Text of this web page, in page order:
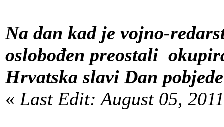
Na dan kad je vojno-
oslobođen preostali
Hrvatska slavi Dan
« Last Edit: August 05,